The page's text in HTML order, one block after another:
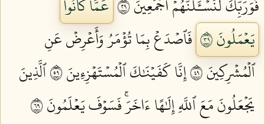
فَوَرَبِّكَ لَنَسۡـَٔلَنَّهُمۡ أَجۡمَعِينَ ٩٢
عَمَّا كَانُواْ
يَعۡمَلُونَ ٩٣
فَٱصۡدَعۡ بِمَا تُؤۡمَرُ وَأَعۡرِضۡ عَنِ
ٱلۡمُشۡرِكِينَ ٩٤
إِنَّا كَفَيۡنَٰكَ ٱلۡمُسۡتَهۡزِءِينَ ٩٥
ٱلَّذِينَ
يَجۡعَلُونَ مَعَ ٱللَّهِ إِلَٰهًا ءَاخَرَۚ فَسَوۡفَ يَعۡلَمُونَ ٩٦